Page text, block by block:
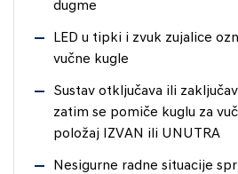
dugme
LED u tipki i zvuk zujalice
vučne kugle
Sustav otključava ili
zatim se pomiče kuglu za
položaj IZVAN ili UNUTRA
Nesigurne radne situacije